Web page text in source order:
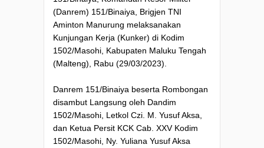
(Danrem) 151/Binaiya, Brigjen TNI
Aminton Manurung melaksanakan
Kunjungan Kerja (Kunker) di Kodim
1502/Masohi, Kabupaten Maluku Tengah
(Malteng), Rabu (29/03/2023).
Danrem 151/Binaiya beserta Rombongan
disambut Langsung oleh Dandim
1502/Masohi, Letkol Czi. M. Yusuf Aksa,
dan Ketua Persit KCK Cab. XXV Kodim
1502/Masohi, Ny. Yuliana Yusuf Aksa